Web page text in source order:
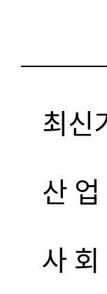
최신
산 업
사 회